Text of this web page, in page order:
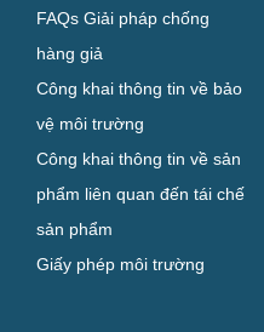
FAQs Giải pháp chống
hàng giả
Công khai thông tin về bảo
vệ môi trường
Công khai thông tin về sản
phẩm liên quan đến tái chế
sản phẩm
Giấy phép môi trường